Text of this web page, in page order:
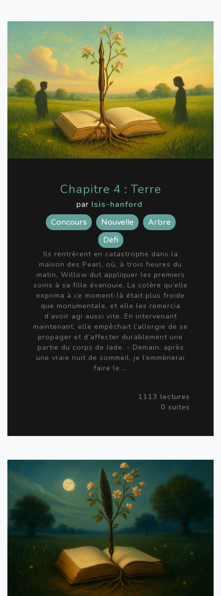
Chapitre 4 : Terre
par Isis-hanford
Concours Nouvelle
Arbre
Défi
Ils rentrèrent en catastrophe dans la
maison des Pearl, où, à trois heures du
matin, Willow dut appliquer les premiers
soins à sa fille évanouie. La colère qu’elle
exprima à ce moment-là était plus froide
que monumentale, et elle les remercia
d’avoir agi aussi vite. En intervenant
maintenant, elle empêchait l’allergie de se
propager et d’affecter durablement une
partie du corps de Jade. - Demain, après
une vraie nuit de sommeil, je l’emmènerai
faire le …
1113 lectures
0 suites